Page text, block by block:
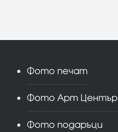
Фото печат
Фото Арт Център
Фото подаръци